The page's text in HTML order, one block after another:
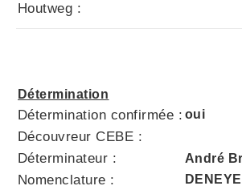
Houtweg :
Détermination
Détermination confirmée : oui
Découvreur CEBE :
Déterminateur :
André
Nomenclature :